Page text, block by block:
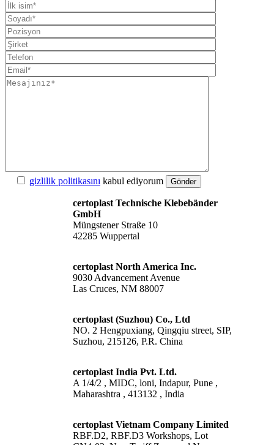
gizlilik politikasını kabul ediyorum Gönder
certoplast Technische Klebebänder
GmbH
Müngstener Straße 10
42285 Wuppertal
certoplast North America Inc.
9030 Advancement Avenue
Las Cruces, NM 88007
certoplast (Suzhou) Co., Ltd
NO. 2 Hengpuxiang, Qingqiu street, SIP,
Suzhou, 215126, P.R. China
certoplast India Pvt. Ltd.
A 1/4/2 , MIDC, loni, Indapur, Pune ,
Maharashtra , 413132 , India
certoplast Vietnam Company Limited
RBF.D2, RBF.D3 Workshops, Lot